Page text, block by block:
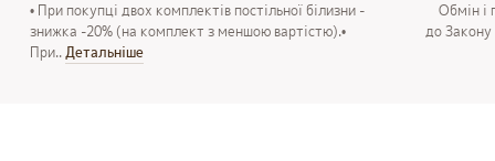
• При покупці двох комплектів постільної білизни -
знижка -20% (на комплект з меншою вартістю).•
При..Детальнiше
Обмін і
до Закону